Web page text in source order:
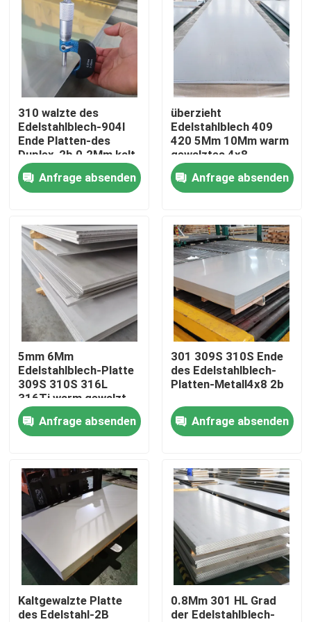
Produkte
Videos
Über uns
Werksbesichtigung
Qualitätskontrolle
Kontakt mit uns
Bitte um ein Angebot
Edelstahl-Spule
Edelstahlstreifen
310 walzte des
Edelstahlblech-904l
Ende Platten-des
Duplex-2b 0.2Mm kalt
Anfrage absenden
überzieht
Edelstahlblech 409
420 5Mm 10Mm warm
gewalztes 4x8
Anfrage absenden
5mm 6Mm
Edelstahlblech-Platte
309S 310S 316L
316Ti warm gewalzt
Anfrage absenden
301 309S 310S Ende
des Edelstahlblech-
Platten-Metall4x8 2b
Anfrage absenden
Kaltgewalzte Platte
des Edelstahl-2B
0.8Mm 301 HL Grad
der Edelstahlblech-